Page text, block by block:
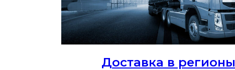
Доставка в регионы